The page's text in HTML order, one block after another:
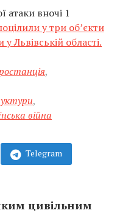
атаки вночі 1
у три об’єкти
Львівській області.
,
,
війна
Telegram
цивільним